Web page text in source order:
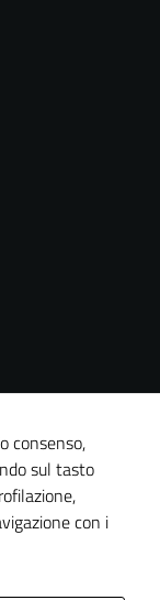
consenso,
sul tasto
con i